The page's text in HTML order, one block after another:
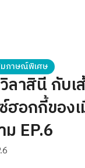
ภาษณ์พิเศษ
ลาสินี กับเ
อกกี้ของเ
EP.6